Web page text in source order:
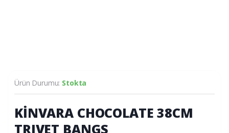
Ürün Durumu: Stokta
KİNVARA CHOCOLATE 38CM
TRIVET BANGS